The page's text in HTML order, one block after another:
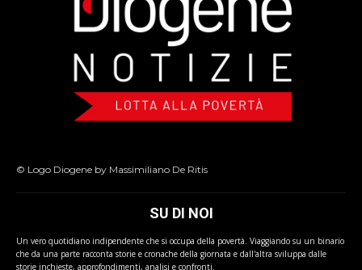
© Logo Diogene by Massimiliano De Ritis
SU DI NOI
Un vero quotidiano indipendente che si occupa della povertà. Viaggiando su un binario
che da una parte racconta storie e cronache della giornata e dall'altra sviluppa dalle
storie inchieste, approfondimenti, analisi e confronti.